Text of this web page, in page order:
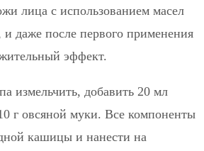
лица с использованием масел
даже после первого применения
эффект.
измельчить, добавить 20 мл
г овсяной муки. Все компоненты
кашицы и нанести на